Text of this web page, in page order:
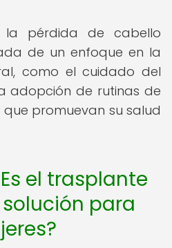
la pérdida de cabello
de un enfoque en la
como el cuidado del
adopción de rutinas de
promuevan su salud
el trasplante
para